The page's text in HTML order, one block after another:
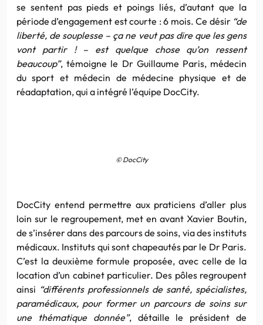
se sentent pas pieds et poings liés, d’autant que la
période d’engagement est courte : 6 mois. Ce désir “de
liberté, de souplesse – ça ne veut pas dire que les gens
vont partir ! – est quelque chose qu’on ressent
beaucoup”, témoigne le Dr Guillaume Paris, médecin
du sport et médecin de médecine physique et de
réadaptation, qui a intégré l’équipe DocCity.
© DocCity
DocCity entend permettre aux praticiens d’aller plus
loin sur le regroupement, met en avant Xavier Boutin,
de s’insérer dans des parcours de soins, via des instituts
médicaux. Instituts qui sont chapeautés par le Dr Paris.
C’est la deuxième formule proposée, avec celle de la
location d’un cabinet particulier. Des pôles regroupent
ainsi “différents professionnels de santé, spécialistes,
paramédicaux, pour former un parcours de soins sur
une thématique donnée”, détaille le président de